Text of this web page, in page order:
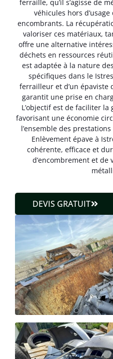
ferraille, qu’il s’agisse de
véhicules hors
encombrants. La
valoriser ces matériaux,
offre une alternative
déchets en ressources
est adaptée à la nature
spécifiques dans le
ferrailleur et d’un épaviste
garantit une prise en
L’objectif est de faciliter
favorisant une économie
l’ensemble des
Enlèvement épave à
cohérente, efficace et
d’encombrement et de
DEVIS GRATUIT